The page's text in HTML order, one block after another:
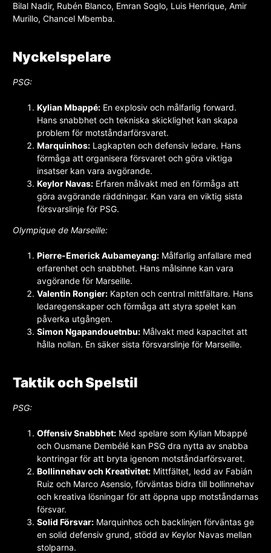
Bilal Nadir, Rubén Blanco, Emran Soglo, Luis Henrique, Amir
Murillo, Chancel Mbemba.
Nyckelspelare
PSG:
Kylian Mbappé: En explosiv och målfarlig forward.
Hans snabbhet och tekniska skicklighet kan skapa
problem för motståndarförsvaret.
Marquinhos: Lagkapten och defensiv ledare. Hans
förmåga att organisera försvaret och göra viktiga
insatser kan vara avgörande.
Keylor Navas: Erfaren målvakt med en förmåga att
göra avgörande räddningar. Kan vara en viktig sista
försvarslinje för PSG.
Olympique de Marseille:
Pierre-Emerick Aubameyang: Målfarlig anfallare med
erfarenhet och snabbhet. Hans målsinne kan vara
avgörande för Marseille.
Valentin Rongier: Kapten och central mittfältare. Hans
ledaregenskaper och förmåga att styra spelet kan
påverka utgången.
Simon Ngapandouetnbu: Målvakt med kapacitet att
hålla nollan. En säker sista försvarslinje för Marseille.
Taktik och Spelstil
PSG:
Offensiv Snabbhet: Med spelare som Kylian Mbappé
och Ousmane Dembélé kan PSG dra nytta av snabba
kontringar för att bryta igenom motståndarförsvaret.
Bollinnehav och Kreativitet: Mittfältet, ledd av Fabián
Ruiz och Marco Asensio, förväntas bidra till bollinnehav
och kreativa lösningar för att öppna upp motståndarnas
försvar.
Solid Försvar: Marquinhos och backlinjen förväntas ge
en solid defensiv grund, stödd av Keylor Navas mellan
stolparna.